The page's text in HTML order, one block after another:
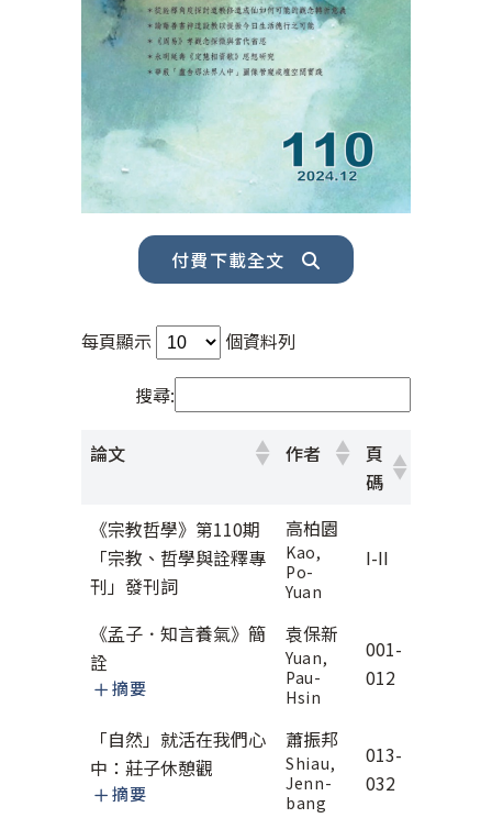
付費下載全文
每頁顯示 個資料列
搜尋:
論文 作者
頁
碼
《宗教哲學》第110期
「宗教、哲學與詮釋專
刊」發刊詞
高柏園
Kao,
Po-
Yuan
I-II
《孟子．知言養氣》簡
詮
摘要
袁保新
Yuan,
Pau-
Hsin
001-
012
「自然」就活在我們心
中：莊子休憩觀
摘要
蕭振邦
Shiau,
Jenn-
bang
013-
032